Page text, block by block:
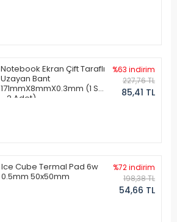
Notebook Ekran Çift Taraflı
Uzayan Bant
171mmX8mmX0.3mm (1 Set
- 2 Adet)
%63 indirim
227,76 TL
85,41 TL
Ice Cube Termal Pad 6w
0.5mm 50x50mm
%72 indirim
198,38 TL
54,66 TL